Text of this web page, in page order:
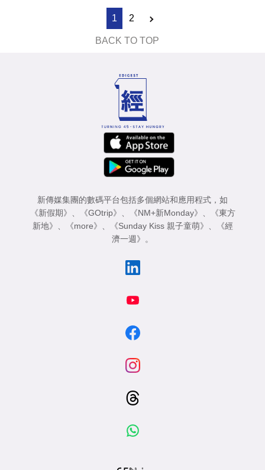
1 2
BACK TO TOP
新傳媒集團的數碼平台包括多個網站和應用程式，如
《新假期》 、 《GOtrip》 、 《NM+新Monday》 、
《東方
新地》 、 《more》 、 《Sunday Kiss 親子童萌》 、
《經
濟一週》 。